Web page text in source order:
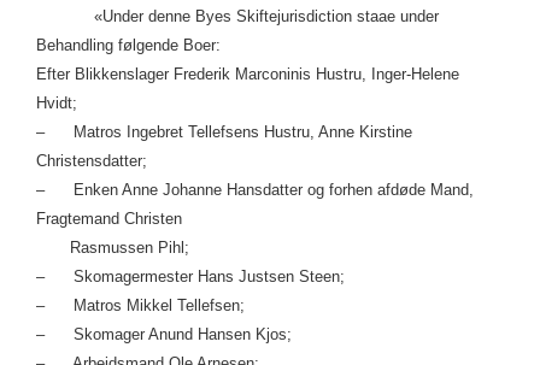
«Under denne Byes Skiftejurisdiction staae under
Behandling følgende Boer:
Efter Blikkenslager Frederik Marconinis Hustru, Inger-Helene
Hvidt;
– Matros Ingebret Tellefsens Hustru, Anne Kirstine
Christensdatter;
– Enken Anne Johanne Hansdatter og forhen afdøde Mand,
Fragtemand Christen
Rasmussen Pihl;
– Skomagermester Hans Justsen Steen;
– Matros Mikkel Tellefsen;
– Skomager Anund Hansen Kjos;